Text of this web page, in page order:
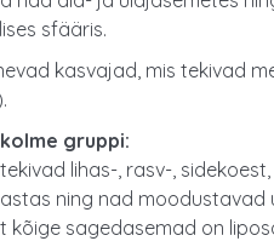
sfääris.
kasvajad, mis tekivad
gruppi:
tekivad lihas-, rasv-,
ning nad
kõige sagedasemad on